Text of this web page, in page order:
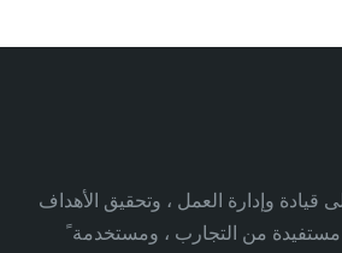
وإدارة العمل ، وتحقيق الأهداف
مستفيدة من التجارب ، ومستخدمة